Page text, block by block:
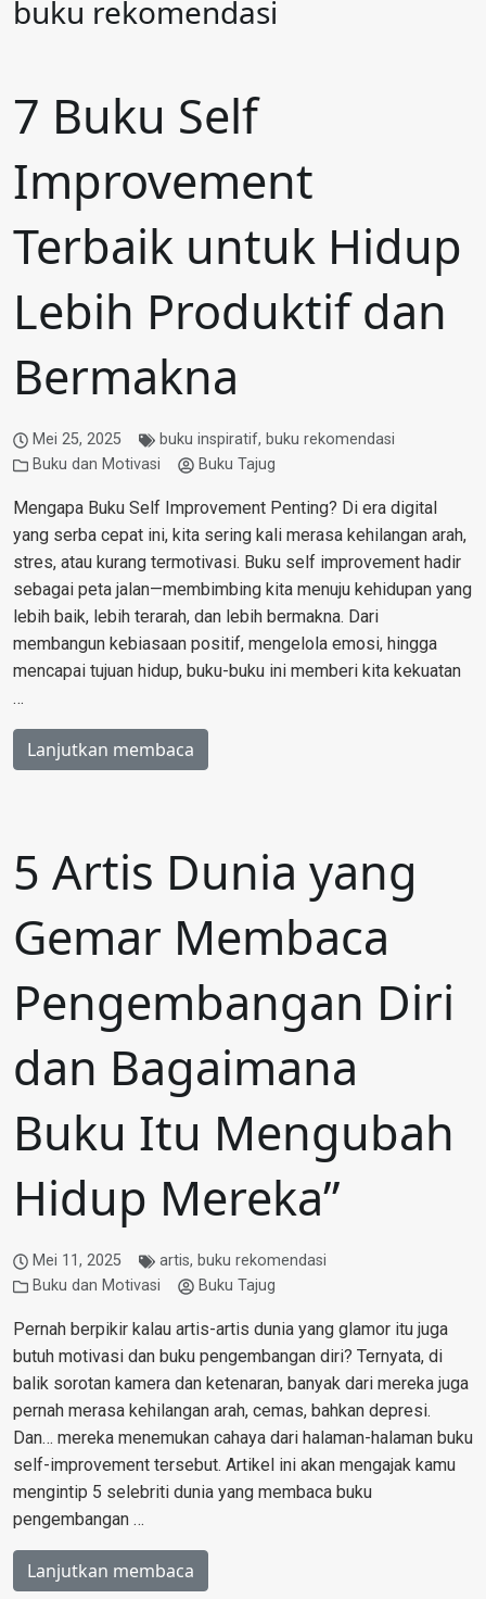
buku rekomendasi
7 Buku Self
Improvement
Terbaik untuk Hidup
Lebih Produktif dan
Bermakna
Mei 25, 2025 buku inspiratif, buku rekomendasi
Buku dan Motivasi
Buku Tajug
Mengapa Buku Self Improvement Penting? Di era digital
yang serba cepat ini, kita sering kali merasa kehilangan arah,
stres, atau kurang termotivasi. Buku self improvement hadir
sebagai peta jalan—membimbing kita menuju kehidupan yang
lebih baik, lebih terarah, dan lebih bermakna. Dari
membangun kebiasaan positif, mengelola emosi, hingga
mencapai tujuan hidup, buku-buku ini memberi kita kekuatan
…
Lanjutkan membaca
5 Artis Dunia yang
Gemar Membaca
Pengembangan Diri
dan Bagaimana
Buku Itu Mengubah
Hidup Mereka”
Mei 11, 2025 artis, buku rekomendasi
Buku dan Motivasi
Buku Tajug
Pernah berpikir kalau artis-artis dunia yang glamor itu juga
butuh motivasi dan buku pengembangan diri? Ternyata, di
balik sorotan kamera dan ketenaran, banyak dari mereka juga
pernah merasa kehilangan arah, cemas, bahkan depresi.
Dan… mereka menemukan cahaya dari halaman-halaman buku
self-improvement tersebut. Artikel ini akan mengajak kamu
mengintip 5 selebriti dunia yang membaca buku
pengembangan …
Lanjutkan membaca